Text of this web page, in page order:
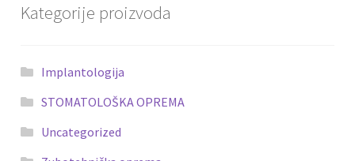
Kategorije proizvoda
Implantologija
STOMATOLOŠKA OPREMA
Uncategorized